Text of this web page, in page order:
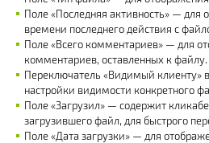
Поле «Последняя активность» — для
времени последнего действия с
Поле «Всего комментариев» — для
комментариев, оставленных к файлу.
Переключатель «Видимый клиенту»
настройки видимости конкретного
Поле «Загрузил» — содержит
загрузившего файл, для быстрого
Поле «Дата загрузки» — для